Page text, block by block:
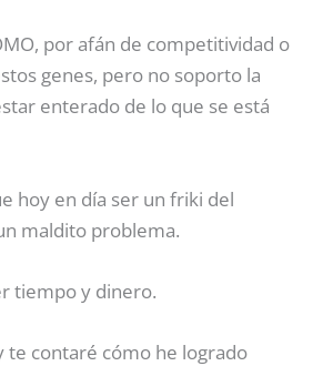
por afán de competitividad o
genes, pero no soporto la
enterado de lo que se está
hoy en día ser un friki del
maldito problema.
tiempo y dinero.
te contaré cómo he logrado